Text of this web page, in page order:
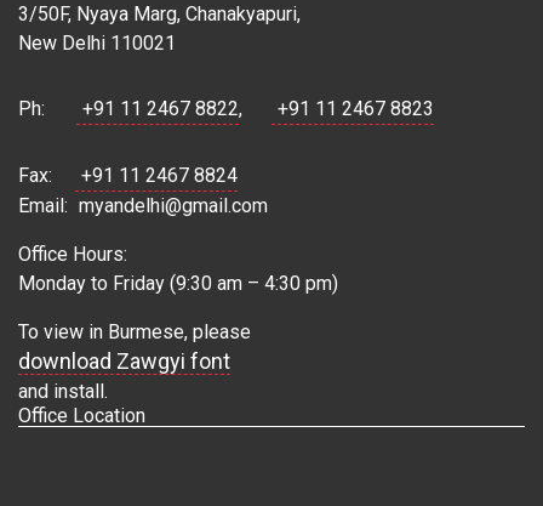
3/50F, Nyaya Marg, Chanakyapuri,
New Delhi 110021
Ph: +91 11 2467 8822, +91 11 2467 8823
Fax:
+91 11 2467 8824
Email: myandelhi@gmail.com
Office Hours:
Monday to Friday (9:30 am – 4:30 pm)
To view in Burmese, please
download Zawgyi font
and install.
Office Location